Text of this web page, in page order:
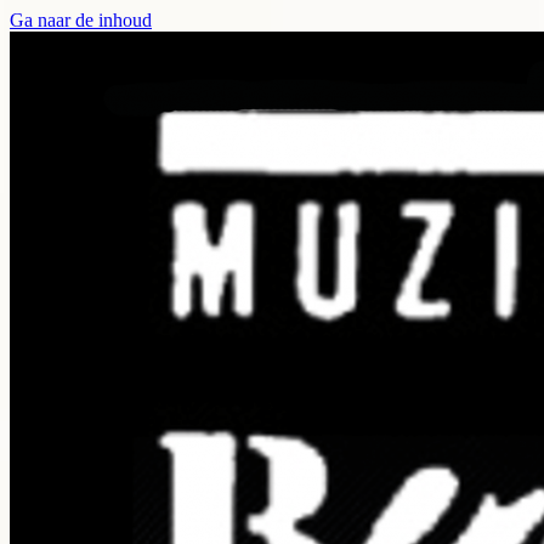
Ga naar de inhoud